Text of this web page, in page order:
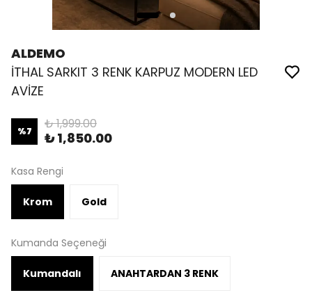
ALDEMO
İTHAL SARKIT 3 RENK KARPUZ MODERN LED
AVİZE
%7 ₺ 1,999.00
₺ 1,850.00
Kasa Rengi
Krom Gold
Kumanda Seçeneği
Kumandalı ANAHTARDAN 3 RENK